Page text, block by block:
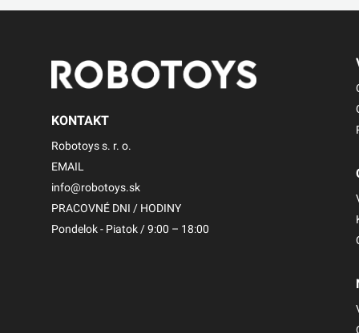
KONTAKT
Robotoys s. r. o.
EMAIL
info@robotoys.sk
PRACOVNÉ DNI / HODINY
Pondelok - Piatok / 9:00 – 18:00